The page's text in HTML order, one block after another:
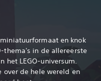
en knok
thema's in de allereerste
het LEGO-universum.
over de hele wereld en